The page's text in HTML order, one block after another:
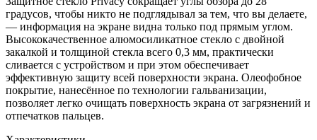
16
Pro
с
черной
рамкой
градусов, чтобы никто не подглядывал за тем, что вы делаете,
— информация на экране видна только под прямым углом.
Высококачественное алюмосиликатное стекло с двойной
закалкой и толщиной стекла всего 0,3 мм, практически
сливается с устройством и при этом обеспечивает
эффективную защиту всей поверхности экрана. Олеофобное
покрытие, нанесённое по технологии гальванизации,
позволяет легко очищать поверхность экрана от загрязнений и
отпечатков пальцев.